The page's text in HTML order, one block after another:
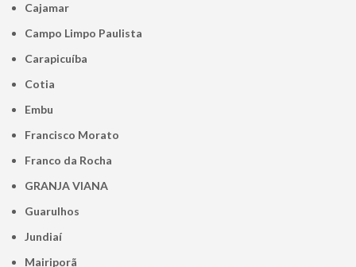
Cajamar
Campo Limpo Paulista
Carapicuíba
Cotia
Embu
Francisco Morato
Franco da Rocha
GRANJA VIANA
Guarulhos
Jundiaí
Mairiporã